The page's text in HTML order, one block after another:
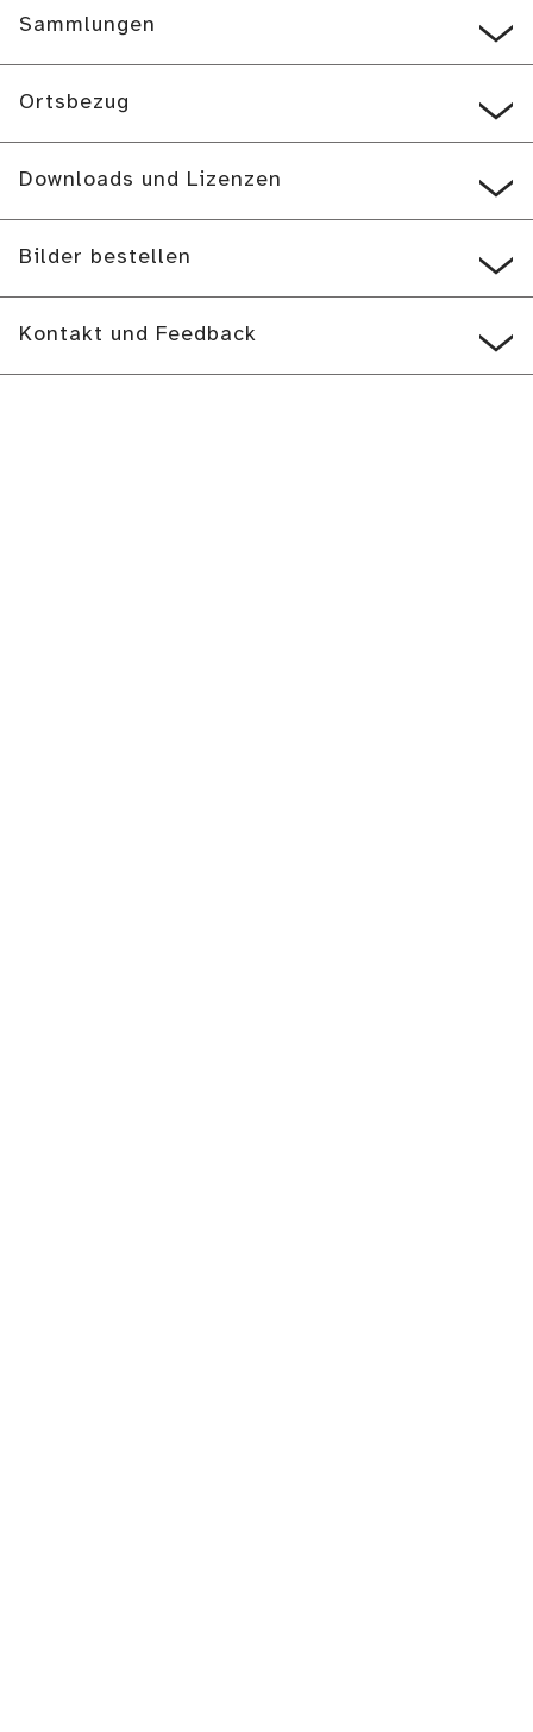
Sammlungen
Ortsbezug
Downloads und Lizenzen
Bilder bestellen
Kontakt und Feedback